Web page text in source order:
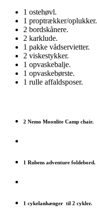
1 ostehøvl.
1 proptrækker/oplukker.
2 bordskånere.
2 karklude.
1 pakke vådservietter.
2 viskestykker.
1 opvaskebalje.
1 opvaskebørste.
1 rulle affaldsposer.
2 Nemo Moonlite Camp chair.
1 Rubens adventure foldebord.
1 cykelanhænger til 2 cykler.